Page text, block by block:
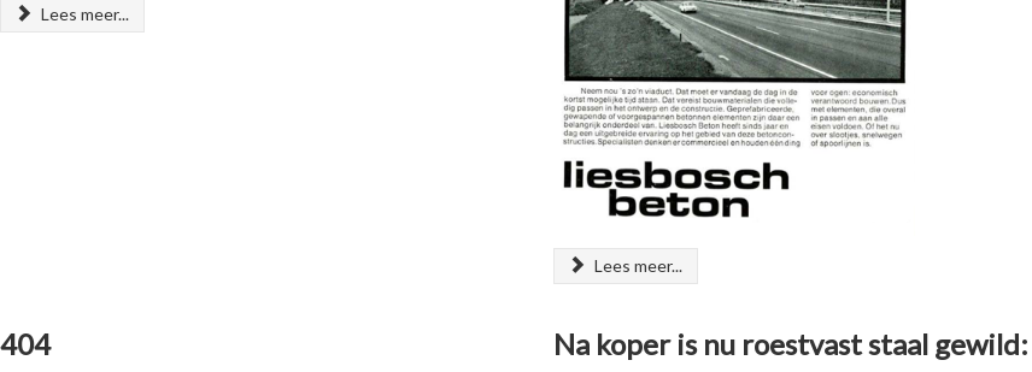
Lees meer...
Lees meer...
404
Na koper is nu roestvast staal gewild: